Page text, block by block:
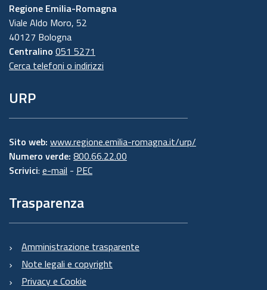
Regione Emilia-Romagna
Viale Aldo Moro, 52
40127 Bologna
Centralino 051 5271
Cerca telefoni o indirizzi
URP
Sito web: www.regione.emilia-romagna.it/urp/
Numero verde: 800.66.22.00
Scrivici: e-mail - PEC
Trasparenza
Amministrazione trasparente
Note legali e copyright
Privacy e Cookie